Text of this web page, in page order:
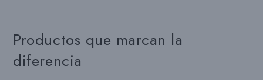
Productos que marcan la
diferencia